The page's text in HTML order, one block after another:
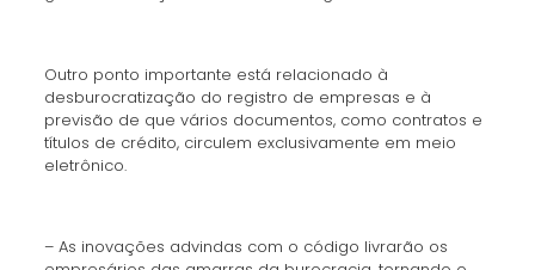
Outro ponto importante está relacionado à
desburocratização do registro de empresas e à
previsão de que vários documentos, como contratos e
títulos de crédito, circulem exclusivamente em meio
eletrônico.
– As inovações advindas com o código livrarão os